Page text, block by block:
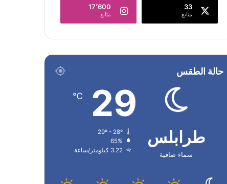
33
متابع
17٬600
متابع
حالة الطقس
طرابلس
سماء صافية
29
℃
65%
3.22 كيلومتر/ساعة